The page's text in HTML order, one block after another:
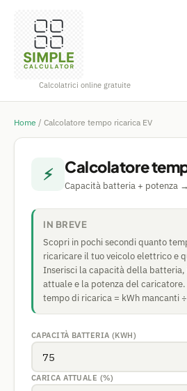
Calcolatrici online gratuite
Home / Calcolatore tempo ricarica EV
⚡ Calcolatore
Capacità batteria + potenza
IN BREVE
Scopri in pochi secondi quanto
ricaricare il tuo veicolo elettrico e
Inserisci la capacità della
attuale e la potenza del caricatore.
tempo di ricarica = kWh mancanti
CAPACITÀ BATTERIA (KWH)
CARICA ATTUALE (%)